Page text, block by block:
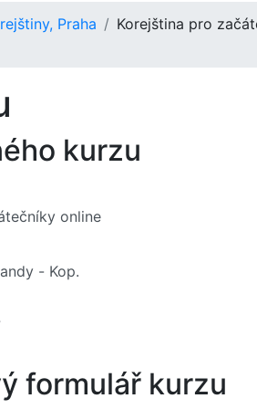
Praha
Korejština pro
kurzu
formulář kurzu